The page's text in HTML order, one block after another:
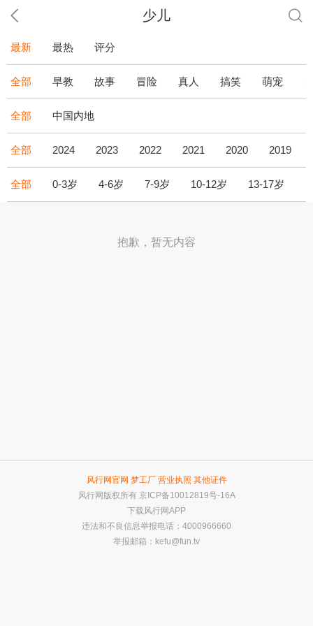
少儿
最新 最热 评分
全部 早教 故事 冒险 真人 搞笑 萌宠
全部 中国内地
全部 2024 2023 2022 2021 2020 2019
全部 0-3岁 4-6岁 7-9岁 10-12岁 13-17岁
抱歉，暂无内容
风行网官网 梦工厂 营业执照 其他证件
风行网版权所有 京ICP备10012819号-16A
下载风行网APP
违法和不良信息举报电话：4000966660
举报邮箱： kefu@fun.tv